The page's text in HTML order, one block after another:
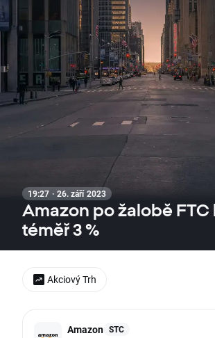
19:27 · 26. září 2023
Amazon po žalobě FTC
téměř 3 %
Amazon STC
Akciový Trh